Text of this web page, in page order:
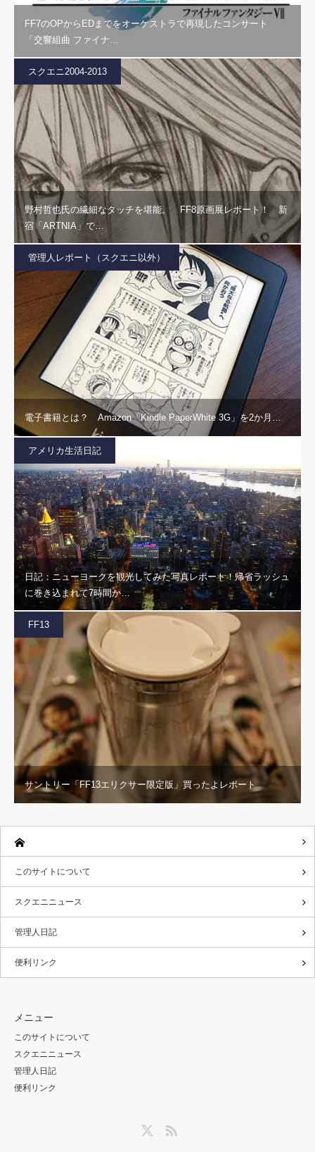
FF7のOPからEDまでをオーケストラで再現したコンサート
「交響組曲 ファイナ…
スクエニ2004-2013
野村哲也氏の繊細なタッチを堪能。 FF8原画展レポート！ 新
宿「ARTNIA」で…
管理人レポート（スクエニ以外）
電子書籍とは？ Amazon「Kindle PaperWhite 3G」を2か月…
アメリカ生活日記
日記：ニューヨークを観光してみた写真レポート！帰省ラッシュ
に巻き込まれて7時間か…
FF13
サントリー「FF13エリクサー限定版」買ったよレポート
このサイトについて
スクエニニュース
管理人日記
便利リンク
メニュー
このサイトについて
スクエニニュース
管理人日記
便利リンク